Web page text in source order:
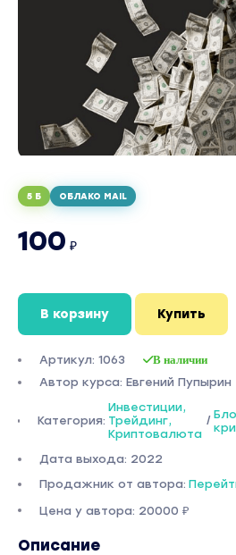
5 Б ОБЛАКО MAIL
100 ₽
В корзину Купить
Артикул: 1063 В наличии
Автор курса: Евгений Пупырин
Категория:
Инвестиции,
Трейдинг,
Криптовалюта
/
Дата выхода: 2022
Продажник от автора:
Цена у автора: 20000 ₽
Описание